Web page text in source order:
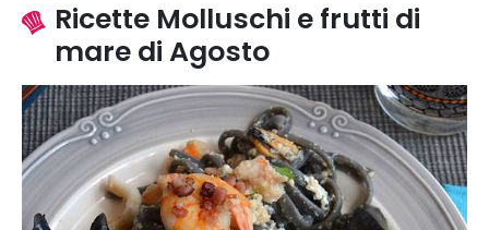
Ricette Molluschi e frutti di
mare di Agosto